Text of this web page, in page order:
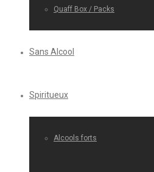
Quaff Box / Packs
Sans Alcool
Spiritueux
Alcools forts